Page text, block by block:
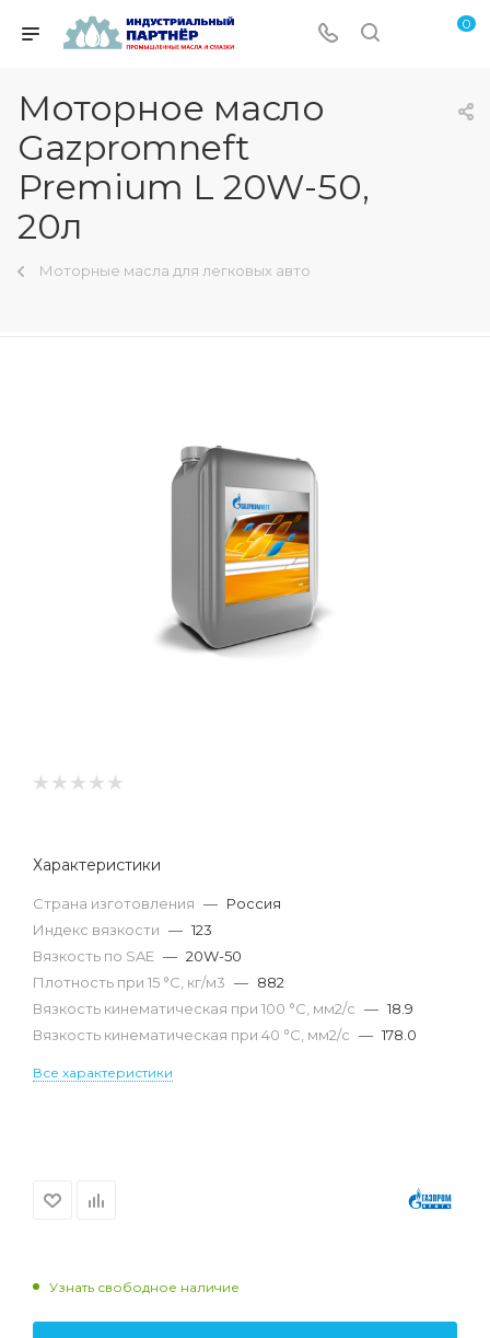
0
Моторное масло
Gazpromneft
Premium L 20W-50,
20л
Моторные масла для легковых авто
Характеристики
Страна изготовления — Россия
Индекс вязкости — 123
Вязкость по SAE — 20W-50
Плотность при 15 °С, кг/м3 — 882
Вязкость кинематическая при 100 °С, мм2/с — 18.9
Вязкость кинематическая при 40 °С, мм2/с — 178.0
Все характеристики
Узнать свободное наличие